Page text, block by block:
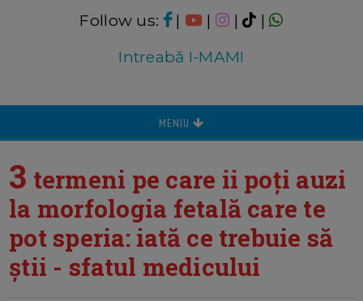
Follow us: | | |
|
Intreabă I-MAMI
MENIU
3 termeni pe care ii poți auzi
la morfologia fetală care te
pot speria: iată ce trebuie să
știi - sfatul medicului